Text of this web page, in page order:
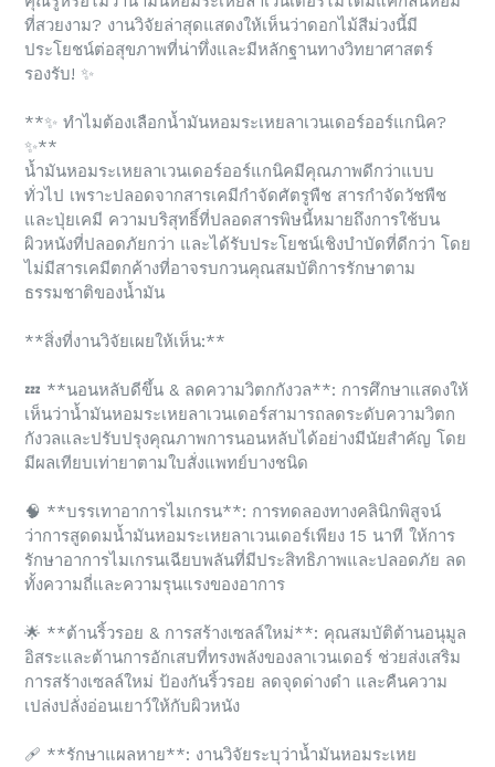
ที่สวยงาม? งานวิจัยล่าสุดแสดงให้เห็นว่าดอกไม้สีม่วงนี้มี
ประโยชน์ต่อสุขภาพที่น่าทึ่งและมีหลักฐานทางวิทยาศาสตร์
รองรับ! ✨
**✨ ทำไมต้องเลือกน้ำมันหอมระเหยลาเวนเดอร์ออร์แกนิค?
✨**
น้ำมันหอมระเหยลาเวนเดอร์ออร์แกนิคมีคุณภาพดีกว่าแบบ
ทั่วไป เพราะปลอดจากสารเคมีกำจัดศัตรูพืช สารกำจัดวัชพืช
และปุ่ยเคมี ความบริสุทธิ์ที่ปลอดสารพิษนี้หมายถึงการใช้บน
ผิวหนังที่ปลอดภัยกว่า และได้รับประโยชน์เชิงบำบัดที่ดีกว่า โดย
ไม่มีสารเคมีตกค้างที่อาจรบกวนคุณสมบัติการรักษาตาม
ธรรมชาติของน้ำมัน
**สิ่งที่งานวิจัยเผยให้เห็น:**
💤 **นอนหลับดีขึ้น & ลดความวิตกกังวล**: การศึกษาแสดงให้
เห็นว่าน้ำมันหอมระเหยลาเวนเดอร์สามารถลดระดับความวิตก
กังวลและปรับปรุงคุณภาพการนอนหลับได้อย่างมีนัยสำคัญ โดย
มีผลเทียบเท่ายาตามใบสั่งแพทย์บางชนิด
🧠 **บรรเทาอาการไมเกรน**: การทดลองทางคลินิกพิสูจน์
ว่าการสูดดมน้ำมันหอมระเหยลาเวนเดอร์เพียง 15 นาที ให้การ
รักษาอาการไมเกรนเฉียบพลันที่มีประสิทธิภาพและปลอดภัย ลด
ทั้งความถี่และความรุนแรงของอาการ
🌟 **ต้านริ้วรอย & การสร้างเซลล์ใหม่**: คุณสมบัติต้านอนุมูล
อิสระและต้านการอักเสบที่ทรงพลังของลาเวนเดอร์ ช่วยส่งเสริม
การสร้างเซลล์ใหม่ ป้องกันริ้วรอย ลดจุดด่างดำ และคืนความ
เปล่งปลั่งอ่อนเยาว์ให้กับผิวหนัง
🩹 **รักษาแผลหาย**: งานวิจัยระบุว่าน้ำมันหอมระเหย